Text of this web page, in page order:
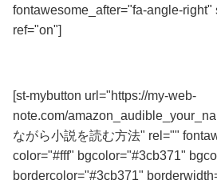
fontawesome_after="fa-angle-right"
ref="on"]
[st-mybutton url="https://my-web-
note.com/
ながら小説を読む方法" rel=""
color="#fff" bgcolor="#3cb371"
bordercolor="#3cb371"